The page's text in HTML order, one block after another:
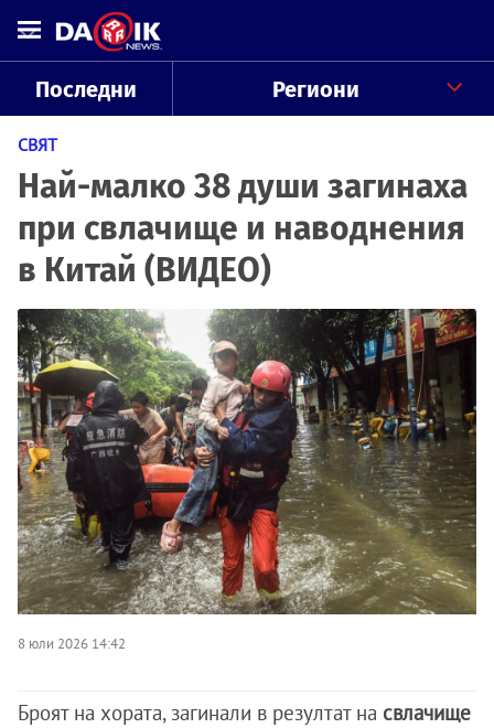
Последни Региони
СВЯТ
Най-малко 38 души загинаха
при свлачище и наводнения
в Китай (ВИДЕО)
8 юли 2026 14:42
Броят на хората, загинали в резултат на свлачище